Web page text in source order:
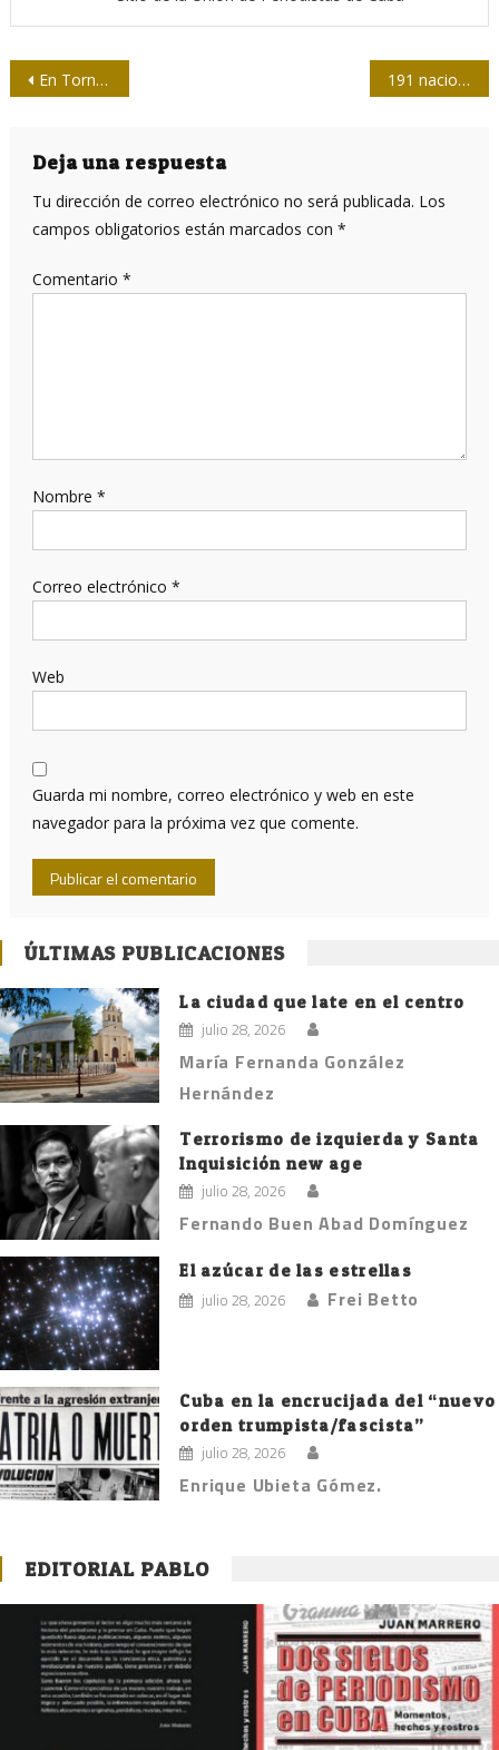
Navegación
entradas
En Torneo de Softbol de la Prensa habrá derby de jonrones 191 naciones votan en la ONU contra el bloqueo a Cuba
Deja una respuesta
Tu dirección de correo electrónico no será publicada. Los
campos obligatorios están marcados con *
Comentario *
Nombre *
Correo electrónico *
Web
Guarda mi nombre, correo electrónico y web en este
navegador para la próxima vez que comente.
ÚLTIMAS PUBLICACIONES
La ciudad que late en el centro
julio 28, 2026
María Fernanda González
Hernández
Terrorismo de izquierda y Santa
Inquisición new age
julio 28, 2026
Fernando Buen Abad Domínguez
El azúcar de las estrellas
julio 28, 2026 Frei Betto
Cuba en la encrucijada del “nuevo
orden trumpista/fascista”
julio 28, 2026
Enrique Ubieta Gómez.
EDITORIAL PABLO